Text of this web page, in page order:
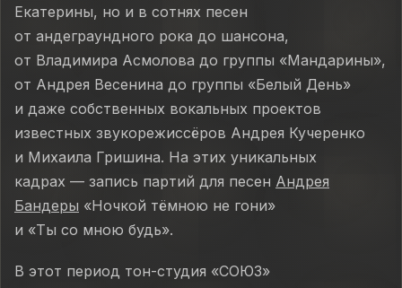
Екатерины, но и в сотнях песен
от андеграундного рока до шансона,
от Владимира Асмолова до группы «Мандарины»,
от Андрея Весенина до группы «Белый День»
и даже собственных вокальных проектов
известных звукорежиссёров Андрея Кучеренко
и Михаила Гришина. На этих уникальных
кадрах — запись партий для песен Андрея
Бандеры «Ночкой тёмною не гони»
и «Ты со мною будь».
В этот период тон-студия «СОЮЗ»